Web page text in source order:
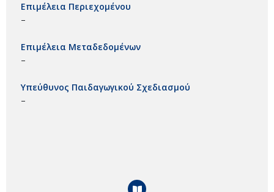
Επιμέλεια Περιεχομένου
–
Επιμέλεια Μεταδεδομένων
–
Υπεύθυνος Παιδαγωγικού Σχεδιασμού
–